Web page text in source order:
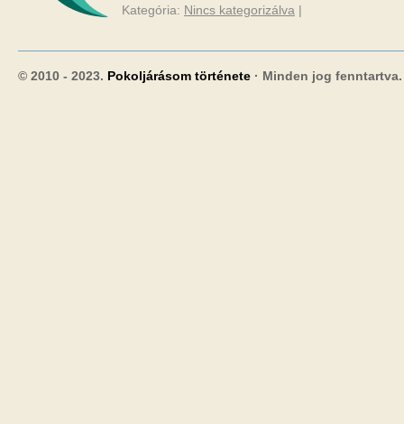
Kategória: Nincs kategorizálva |
© 2010 - 2023. Pokoljárásom története · Minden jog fenntartva.